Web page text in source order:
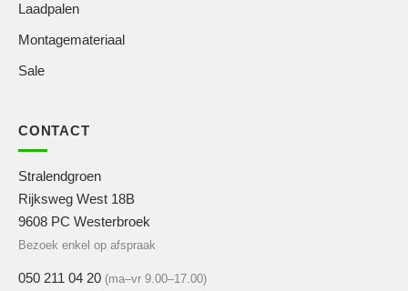
Laadpalen
Montagemateriaal
Sale
CONTACT
Stralendgroen
Rijksweg West 18B
9608 PC Westerbroek
Bezoek enkel op afspraak
050 211 04 20 (ma–vr 9.00–17.00)